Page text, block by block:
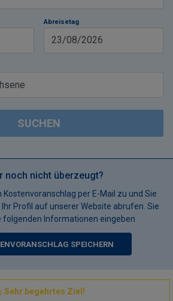
Abreisetag
23/08/2026
SUCHEN
noch nicht überzeugt?
Kostenvoranschlag per E-Mail zu und Sie
Profil auf unserer Website abrufen. Sie
folgenden Informationen eingeben
SPEICHERN
Sehr begehrtes Ziel!